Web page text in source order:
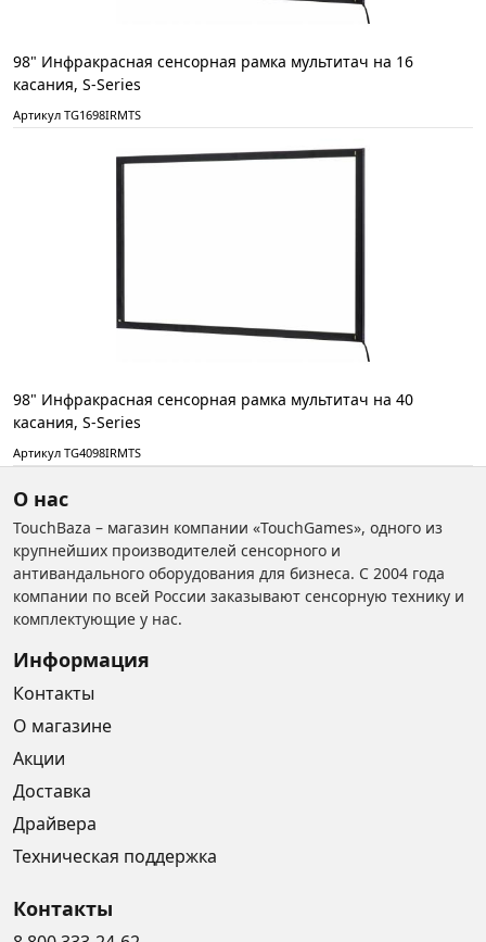
98" Инфракрасная сенсорная рамка мультитач на 16
касания, S-Series
Артикул TG1698IRMTS
98" Инфракрасная сенсорная рамка мультитач на 40
касания, S-Series
Артикул TG4098IRMTS
О нас
TouchBaza – магазин компании «TouchGames», одного из
крупнейших производителей сенсорного и
антивандального оборудования для бизнеса. С 2004 года
компании по всей России заказывают сенсорную технику и
комплектующие у нас.
Информация
Контакты
О магазине
Акции
Доставка
Драйвера
Техническая поддержка
Контакты